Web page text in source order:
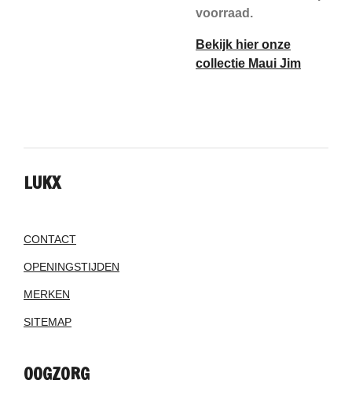
voorraad.
Bekijk hier onze
collectie Maui Jim
LUKX
CONTACT
OPENINGSTIJDEN
MERKEN
SITEMAP
OOGZORG